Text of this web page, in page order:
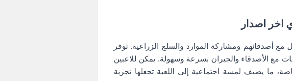
اخر اصدار
مع أصدقائهم ومشاركة الموارد والسلع الزراعية. توفر
مع الأصدقاء والجيران بسرعة وسهولة. يمكن للاعبين
ما يضيف لمسة اجتماعية إلى اللعبة تجعلها تجربة